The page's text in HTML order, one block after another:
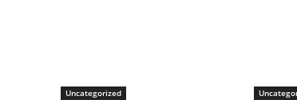
Uncategorized